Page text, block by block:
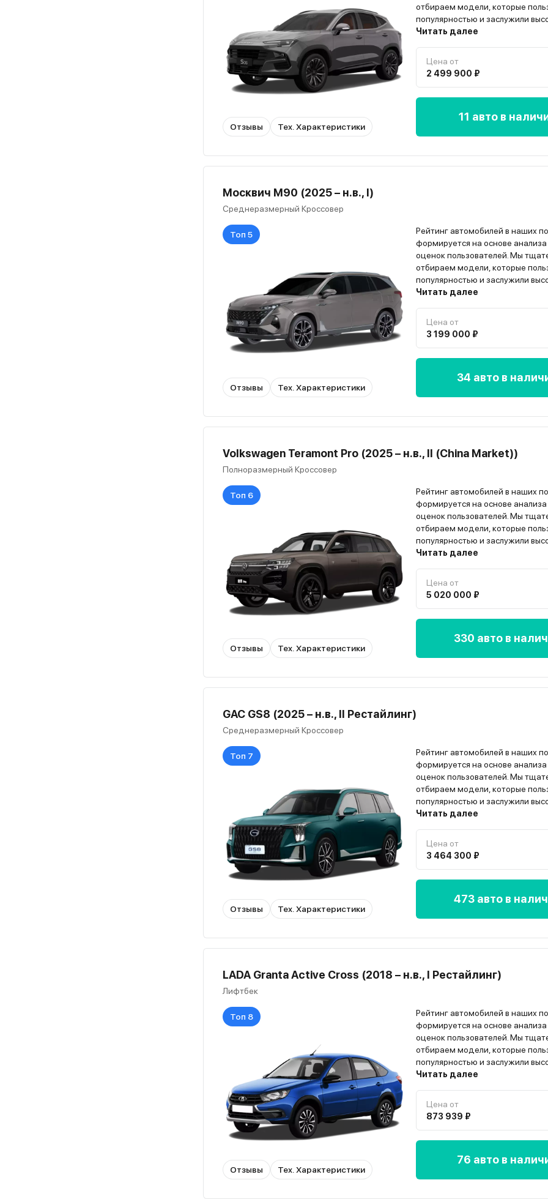
Отзывы Тех. Характеристики
отбираем модели, которые
популярностью и заслужили
владельцев. Всю информацию о
Читать далее
Цена от
2 499 900 ₽
11 авто в
Москвич М90 (2025 – н.в., I)
Среднеразмерный Кроссовер
Топ 5
Отзывы Тех. Характеристики
Рейтинг автомобилей в наших
формируется на основе
оценок пользователей. Мы
отбираем модели, которые
популярностью и заслужили
владельцев. Всю информацию о
Читать далее
Цена от
3 199 000 ₽
34 авто в
Volkswagen Teramont Pro (2025 – н.в., II (China Market))
Полноразмерный Кроссовер
Топ 6
Отзывы Тех. Характеристики
Рейтинг автомобилей в наших
формируется на основе
оценок пользователей. Мы
отбираем модели, которые
популярностью и заслужили
владельцев. Всю информацию о
Читать далее
Цена от
5 020 000 ₽
330 авто в
GAC GS8 (2025 – н.в., II Рестайлинг)
Среднеразмерный Кроссовер
Топ 7
Отзывы Тех. Характеристики
Рейтинг автомобилей в наших
формируется на основе
оценок пользователей. Мы
отбираем модели, которые
популярностью и заслужили
владельцев. Всю информацию о
Читать далее
Цена от
3 464 300 ₽
473 авто в
LADA Granta Active Cross (2018 – н.в., I Рестайлинг)
Лифтбек
Топ 8
Отзывы Тех. Характеристики
Рейтинг автомобилей в наших
формируется на основе
оценок пользователей. Мы
отбираем модели, которые
популярностью и заслужили
владельцев. Всю информацию о
Читать далее
Цена от
873 939 ₽
76 авто в